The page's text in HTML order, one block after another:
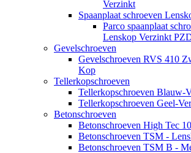
Verzinkt
Spaanplaat schroeven
Parco spaanplaat
Lenskop Verzinkt
Gevelschroeven
Gevelschroeven RVS 410
Kop
Tellerkopschroeven
Tellerkopschroeven Blauw-
Tellerkopschroeven Geel-
Betonschroeven
Betonschroeven High Tec
Betonschroeven TSM -
Betonschroeven TSM B -